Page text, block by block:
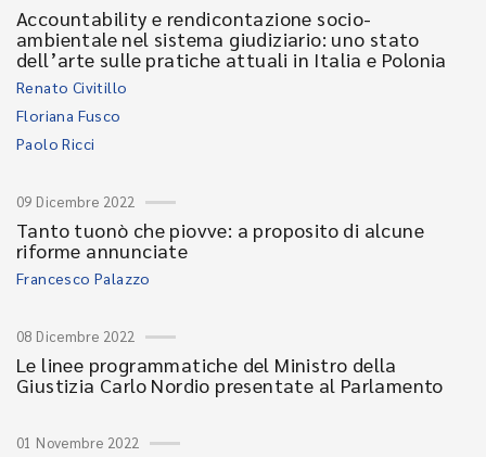
Accountability e rendicontazione socio-
ambientale nel sistema giudiziario: uno stato
dell’arte sulle pratiche attuali in Italia e Polonia
Renato Civitillo
Floriana Fusco
Paolo Ricci
09 Dicembre 2022
Tanto tuonò che piovve: a proposito di alcune
riforme annunciate
Francesco Palazzo
08 Dicembre 2022
Le linee programmatiche del Ministro della
Giustizia Carlo Nordio presentate al Parlamento
01 Novembre 2022